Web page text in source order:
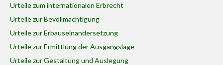
Urteile zum internationalen Erbrecht
Urteile zur Bevollmächtigung
Urteile zur Erbauseinandersetzung
Urteile zur Ermittlung der Ausgangslage
Urteile zur Gestaltung und Auslegung